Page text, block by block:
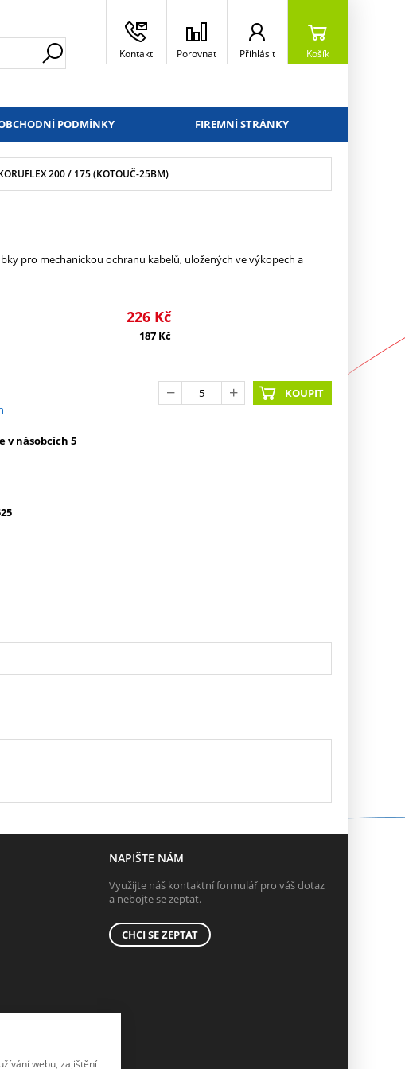
Kontakt Porovnat Přihlásit Košík
PODMÍNKY FIREMNÍ STRÁNKY
200 / 175 (KOTOUČ-25BM)
pro mechanickou ochranu kabelů, uložených ve výkopech a
226 Kč
187 Kč
KOUPIT
v násobcích 5
NAPIŠTE NÁM
Využijte náš kontaktní formulář pro váš dotaz
a nebojte se zeptat.
CHCI SE ZEPTAT
webu, zajištění